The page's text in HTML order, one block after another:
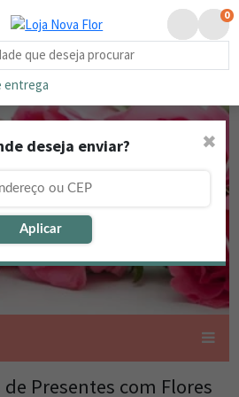
0
entrega
deseja enviar?
Aplicar
✖
Presentes com Flores